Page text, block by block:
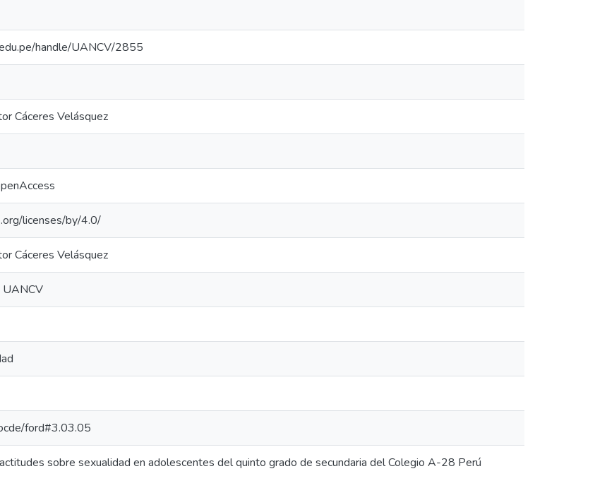
handle/UANCV/2855
Cáceres Velásquez
licenses/by/4.0/
Cáceres Velásquez
UANCV
ford#3.03.05
sobre sexualidad en adolescentes del quinto grado de secundaria del Colegio A-28 Perú